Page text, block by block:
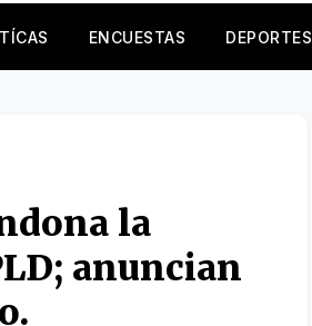
ENCUESTAS DEPORTES
la
anuncian